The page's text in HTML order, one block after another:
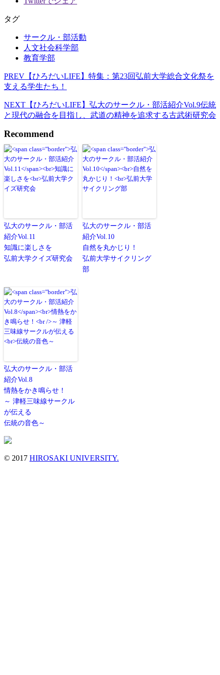
タグ
サークル・部活動
人文社会科学部
教育学部
PREV 【ひろだいLIFE】特集：第23回弘前大学総合文化祭を
支える学生たち！
NEXT 【ひろだいLIFE】弘大のサークル・部活紹介Vol.9伝統
と現代の融合を目指し、武道の精神を追求する古武術研究会
Recommend
弘大のサークル・部活
紹介Vol.11
知識に楽しさを
弘前大学クイズ研究会
弘大のサークル・部活
紹介Vol.10
自然を丸かじり！
弘前大学サイクリング
部
弘大のサークル・部活
紹介Vol.8
情熱をかき鳴らせ！
～ 津軽三味線サークル
が伝える
伝統の音色～
© 2017 HIROSAKI UNIVERSITY.